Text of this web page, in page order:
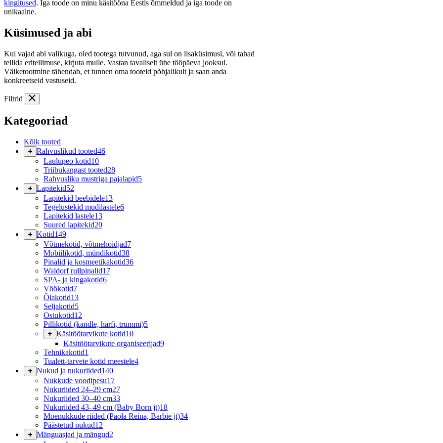
kingitused. Iga toode on minu käsitööna Eestis õmmeldud ja iga toode on
unikaalne.
Küsimused ja abi
Kui vajad abi valikuga, oled tootega tutvunud, aga sul on lisaküsimusi, või tahad
tellida eritellimuse, kirjuta mulle. Vastan tavaliselt ühe tööpäeva jooksul.
Väiketootmine tähendab, et tunnen oma tooteid põhjalikult ja saan anda
konkreetseid vastuseid.
Filtrid
Kategooriad
Kõik tooted
Rahvuslikud tooted46
Laulupeo kotid10
Triibukangast tooted28
Rahvusliku mustriga pajalapid5
Lapitekid52
Lapitekid beebidele13
Tegelustekid mudilastele6
Lapitekid lastele13
Suured lapitekid20
Kotid149
Võtmekotid, võtmehoidjad7
Mobiilikotid, mündikotid38
Pinalid ja kosmeetikakotid36
Waldorf rullpinalid17
SPA- ja kingakotid6
Vöökotid7
Õlakotid13
Seljakotid5
Ostukotid12
Pillikotid (kandle, harfi, trummi)5
Käsitöötarvikute kotid10
Käsitöötarvikute organiseerijad9
Tehnikakotid1
Tualett-tarvete kotid meestele4
Nukud ja nukuriided140
Nukkude voodipesu17
Nukuriided 24–29 cm27
Nukuriided 30–40 cm33
Nukuriided 43–49 cm (Baby Born jt)18
Moenukkude riided (Paola Reina, Barbie jt)34
Päästetud nukud12
Mänguasjad ja mängud2